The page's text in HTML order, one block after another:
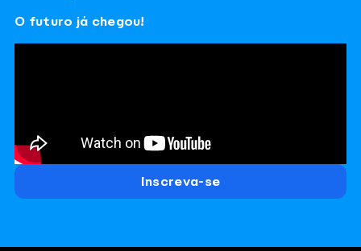
O futuro já chegou!
Inscreva-se